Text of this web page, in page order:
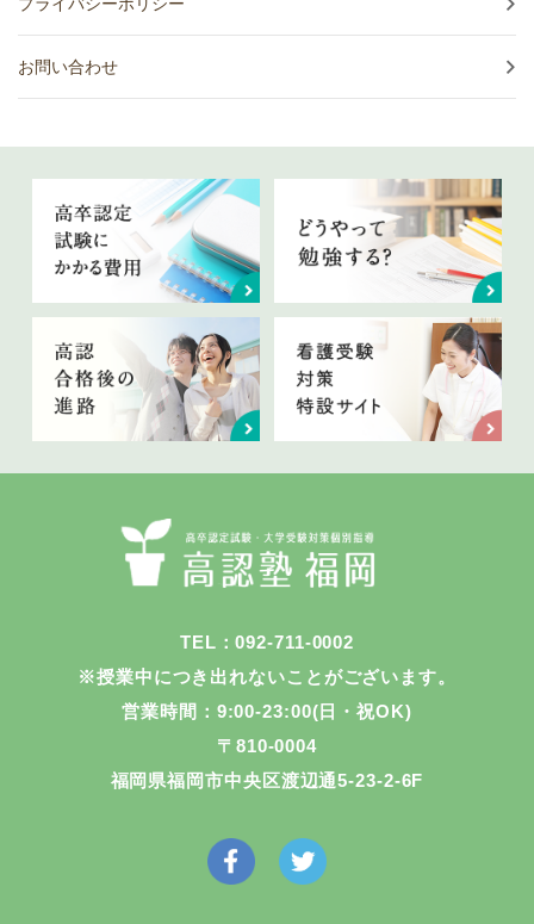
プライバシーポリシー
お問い合わせ
TEL：092-711-0002
※授業中につき出れないことがございます。
営業時間：9:00-23:00(日・祝OK)
〒810-0004
福岡県福岡市中央区渡辺通5-23-2-6F